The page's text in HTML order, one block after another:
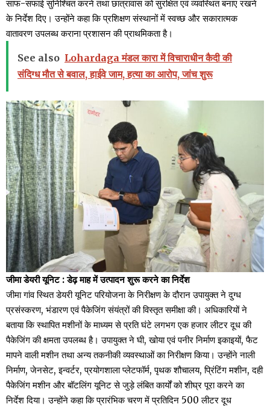
साफ-सफाई सुनिश्चित करने तथा छात्रावास को सुरक्षित एवं व्यवस्थित बनाए रखने
के निर्देश दिए। उन्होंने कहा कि प्रशिक्षण संस्थानों में स्वच्छ और सकारात्मक
वातावरण उपलब्ध कराना प्रशासन की प्राथमिकता है।
See also Lohardaga मंडल कारा में विचाराधीन कैदी की
संदिग्ध मौत से बवाल, हाईवे जाम, हत्या का आरोप, जांच शुरू
जीमा डेयरी यूनिट : डेढ़ माह में उत्पादन शुरू करने का निर्देश
जीमा गांव स्थित डेयरी यूनिट परियोजना के निरीक्षण के दौरान उपायुक्त ने दुग्ध
प्रसंस्करण, भंडारण एवं पैकेजिंग संयंत्रों की विस्तृत समीक्षा की। अधिकारियों ने
बताया कि स्थापित मशीनों के माध्यम से प्रति घंटे लगभग एक हजार लीटर दूध की
पैकेजिंग की क्षमता उपलब्ध है। उपायुक्त ने घी, खोया एवं पनीर निर्माण इकाइयों, फैट
मापने वाली मशीन तथा अन्य तकनीकी व्यवस्थाओं का निरीक्षण किया। उन्होंने नाली
निर्माण, जेनसेट, इन्वर्टर, प्रयोगशाला प्लेटफॉर्म, पृथक शौचालय, प्रिंटिंग मशीन, दही
पैकेजिंग मशीन और बॉटलिंग यूनिट से जुड़े लंबित कार्यों को शीघ्र पूरा करने का
निर्देश दिया। उन्होंने कहा कि प्रारंभिक चरण में प्रतिदिन 500 लीटर दूध